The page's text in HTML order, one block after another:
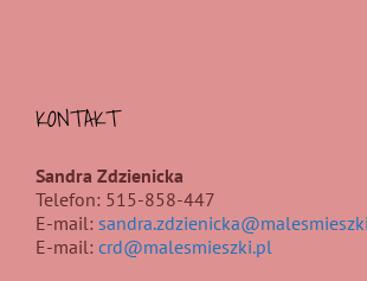
KONTAKT
Sandra Zdzienicka
Telefon: 515-858-447
E-mail:
E-mail: crd@malesmieszki.pl